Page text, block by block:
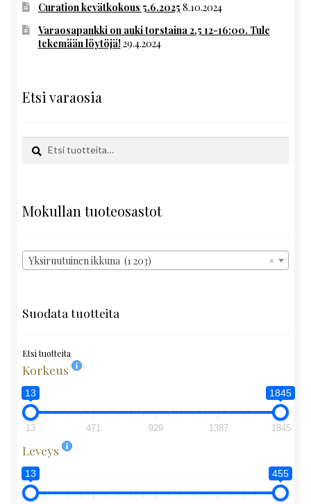
Curation kevätkokous 5.6.2025 8.10.2024
Varaosapankki on auki torstaina 2.5 12-16:00. Tule
tekemään löytöjä!29.4.2024
Etsi varaosia
Etsi:
Haku
Mokullan tuoteosastot
×
Yksiruutuinen ikkuna (1 203)
Suodata tuotteita
Etsi tuotteita
Korkeus
13 1845
13 471 929 1387 1845
Leveys
13 455